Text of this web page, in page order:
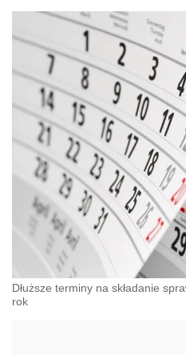
Dłuższe terminy na składanie
rok